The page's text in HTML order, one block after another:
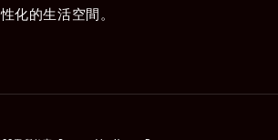
化的生活空間。